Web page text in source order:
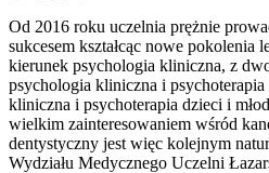
Od 2016 roku uczelnia prężnie
sukcesem kształcąc nowe pokolenia
kierunek psychologia kliniczna, z
psychologia kliniczna i psychoterapia
kliniczna i psychoterapia dzieci i
wielkim zainteresowaniem wśród
dentystyczny jest więc kolejnym
Wydziału Medycznego Uczelni